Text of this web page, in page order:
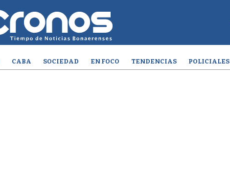
CABA SOCIEDAD EN FOCO TENDENCIAS POLICIALES